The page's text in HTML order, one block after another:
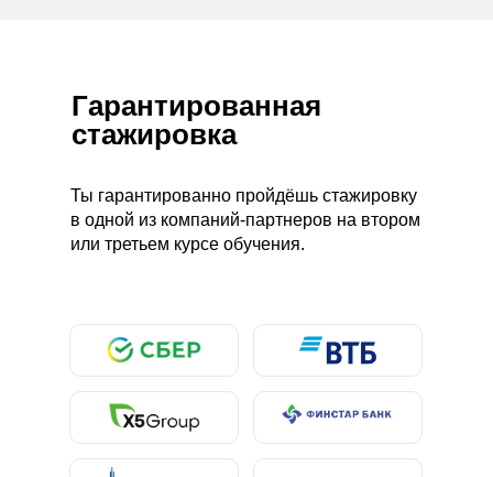
Гарантированная
стажировка
Ты гарантированно пройдёшь стажировку
в одной из компаний-партнеров на втором
или третьем курсе обучения.